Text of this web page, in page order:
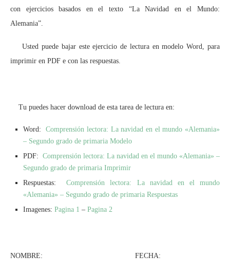
con ejercicios basados en el texto “La Navidad en el Mundo:
Alemania”.
Usted puede bajar este ejercicio de lectura en modelo Word, para
imprimir en PDF e con las respuestas.
Tu puedes hacer download de esta tarea de lectura en:
Word:Comprensión lectora: La navidad en el mundo «Alemania»
– Segundo grado de primaria Modelo
PDF: Comprensión lectora: La navidad en el mundo «Alemania» –
Segundo grado de primaria Imprimir
Respuestas:Comprensión lectora: La navidad en el mundo
«Alemania» – Segundo grado de primaria Respuestas
Imagenes: Pagina 1 – Pagina 2
NOMBRE: FECHA: